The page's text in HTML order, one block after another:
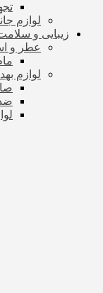
لوازم
زیبایی و
عطر و
لوازم